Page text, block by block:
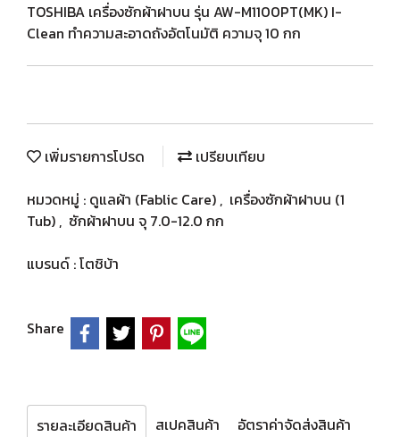
TOSHIBA เครื่องซักผ้าฝาบน รุ่น AW-M1100PT(MK) I-
Clean ทำความสะอาดถังอัตโนมัติ ความจุ 10 กก
เพิ่มรายการโปรด
เปรียบเทียบ
หมวดหมู่ : ดูแลผ้า (Fablic Care) , เครื่องซักผ้าฝาบน (1
Tub) , ซักผ้าฝาบน จุ 7.0-12.0 กก
แบรนด์ :โตชิบ้า
Share
รายละเอียดสินค้า สเปคสินค้า
อัตราค่าจัดส่งสินค้า